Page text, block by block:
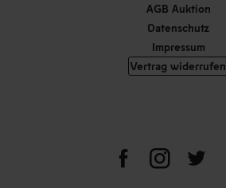
AGB Auktion
Datenschutz
Impressum
Vertrag widerrufen